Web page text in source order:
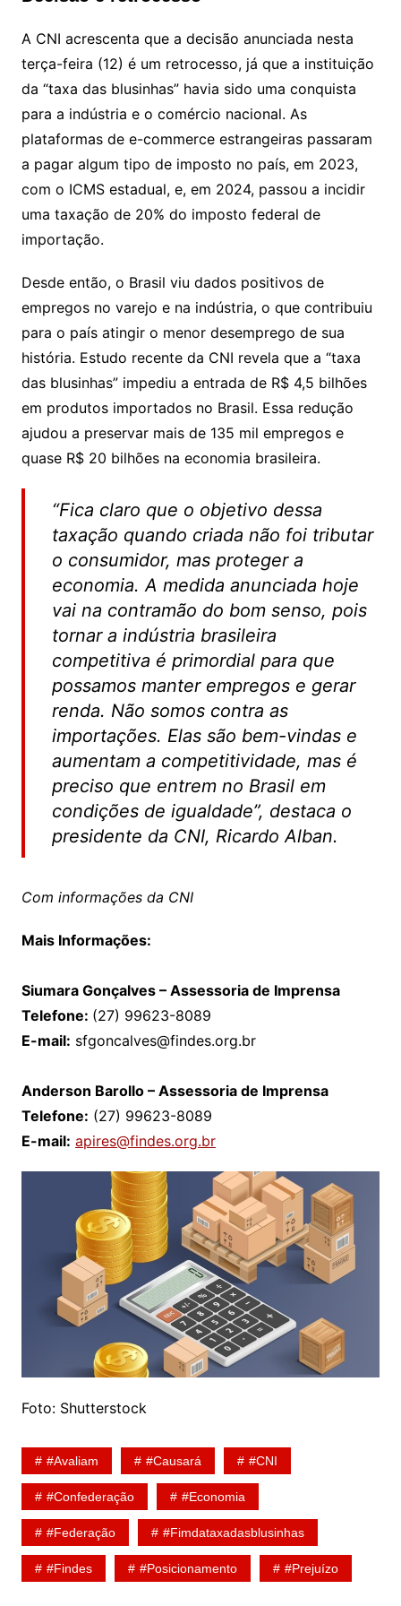
A CNI acrescenta que a decisão anunciada nesta
terça-feira (12) é um retrocesso, já que a instituição
da “taxa das blusinhas” havia sido uma conquista
para a indústria e o comércio nacional. As
plataformas de e-commerce estrangeiras passaram
a pagar algum tipo de imposto no país, em 2023,
com o ICMS estadual, e, em 2024, passou a incidir
uma taxação de 20% do imposto federal de
importação.
Desde então, o Brasil viu dados positivos de
empregos no varejo e na indústria, o que contribuiu
para o país atingir o menor desemprego de sua
história. Estudo recente da CNI revela que a “taxa
das blusinhas” impediu a entrada de R$ 4,5 bilhões
em produtos importados no Brasil. Essa redução
ajudou a preservar mais de 135 mil empregos e
quase R$ 20 bilhões na economia brasileira.
“Fica claro que o objetivo dessa
taxação quando criada não foi tributar
o consumidor, mas proteger a
economia. A medida anunciada hoje
vai na contramão do bom senso, pois
tornar a indústria brasileira
competitiva é primordial para que
possamos manter empregos e gerar
renda. Não somos contra as
importações. Elas são bem-vindas e
aumentam a competitividade, mas é
preciso que entrem no Brasil em
condições de igualdade”, destaca o
presidente da CNI, Ricardo Alban.
Com informações da CNI
Mais Informações:
Siumara Gonçalves – Assessoria de Imprensa
Telefone: (27) 99623-8089
E-mail: sfgoncalves@findes.org.br
Anderson Barollo – Assessoria de Imprensa
Telefone: (27) 99623-8089
E-mail: apires@findes.org.br
Foto: Shutterstock
#Avaliam #Causará #CNI
#Confederação #Economia
#Federação #Fimdataxadasblusinhas
#Findes #Posicionamento #prejuízo